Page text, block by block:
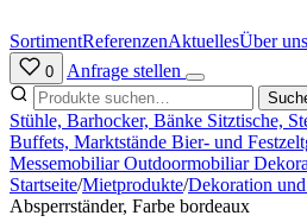
Inhalt
springen
SortimentReferenzenAktuellesÜber uns
0 Anfrage stellen
Stühle, Barhocker, Bänke Sitztische,
Buffets, Marktstände Bier- und
MessemobiliarOutdoormobiliar
Startseite/Mietprodukte/Dekoration
Absperrständer, Farbe bordeaux